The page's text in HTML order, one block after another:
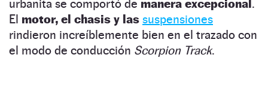
urbanita se comportó de manera excepcional.
El motor, el chasis y las suspensiones
rindieron increíblemente bien en el trazado con
el modo de conducción Scorpion Track.